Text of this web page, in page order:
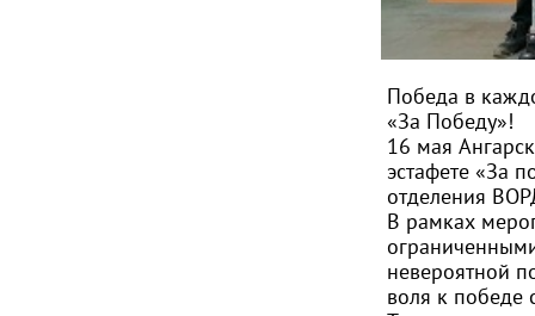
Победа в
«За Победу»!
16 мая
эстафете «За
отделения
В рамках
невероятной
воля к победе